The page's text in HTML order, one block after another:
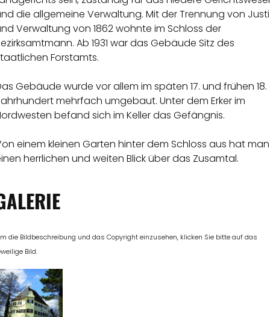
die allgemeine Verwaltung. Mit der Trennung von
Verwaltung von 1862 wohnte im Schloss der
Ab 1931 war das Gebäude Sitz des
Forstamts.
Gebäude wurde vor allem im späten 17. und frühen 18.
mehrfach umgebaut. Unter dem Erker im
befand sich im Keller das Gefängnis.
einem kleinen Garten hinter dem Schloss aus hat man
herrlichen und weiten Blick über das Zusamtal.
die Bildbeschreibung und das Copyright einzusehen, klicken Sie bitte auf das
Bild.